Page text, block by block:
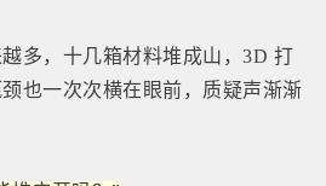
多，十几箱材料堆成山，3D 打
也一次次横在眼前，质疑声渐渐